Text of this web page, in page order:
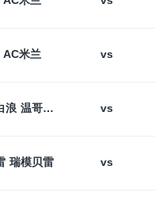
AC米兰 vs
温哥华白浪 vs
瑞模贝雷 vs